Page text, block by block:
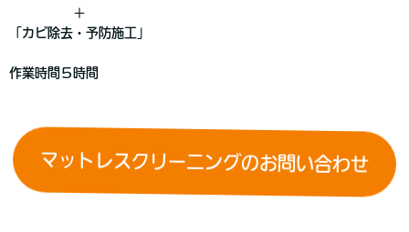
＋
「カビ除去・予防施工」
作業時間５時間
マットレスクリーニングのお問い合わせ